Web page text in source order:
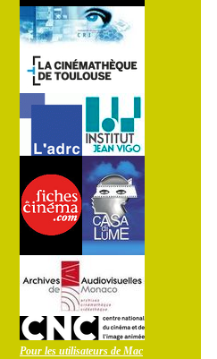
Pour les utilisateurs de Mac